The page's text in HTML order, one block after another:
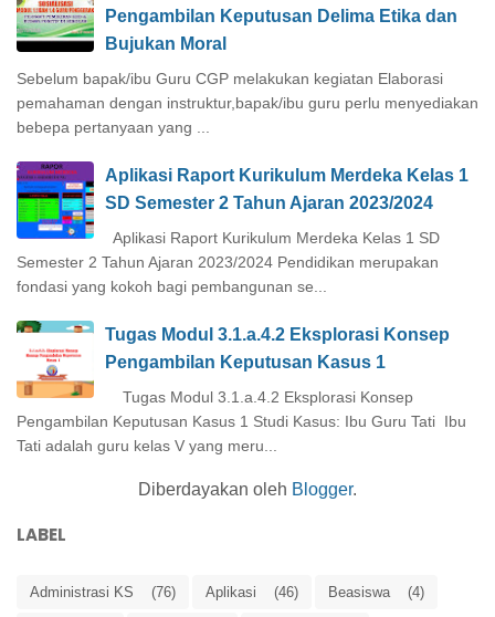
Pengambilan Keputusan Delima Etika dan
Bujukan Moral
Sebelum bapak/ibu Guru CGP melakukan kegiatan Elaborasi
pemahaman dengan instruktur,bapak/ibu guru perlu menyediakan
bebepa pertanyaan yang ...
Aplikasi Raport Kurikulum Merdeka Kelas 1
SD Semester 2 Tahun Ajaran 2023/2024
Aplikasi Raport Kurikulum Merdeka Kelas 1 SD
Semester 2 Tahun Ajaran 2023/2024 Pendidikan merupakan
fondasi yang kokoh bagi pembangunan se...
Tugas Modul 3.1.a.4.2 Eksplorasi Konsep
Pengambilan Keputusan Kasus 1
Tugas Modul 3.1.a.4.2 Eksplorasi Konsep
Pengambilan Keputusan Kasus 1 Studi Kasus: Ibu Guru Tati Ibu
Tati adalah guru kelas V yang meru...
Diberdayakan oleh Blogger.
LABEL
Administrasi KS (76) Aplikasi (46) Beasiswa (4)